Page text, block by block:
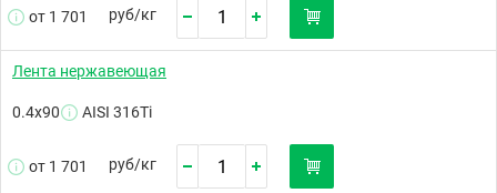
от 1 701 руб/кг
Лента нержавеющая
0.4х90 AISI 316Ti
от 1 701 руб/кг